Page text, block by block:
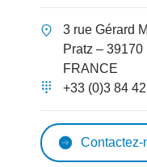
3 rue Gérard
Pratz –
FRANCE
+33 (0)3 84
Contactez-